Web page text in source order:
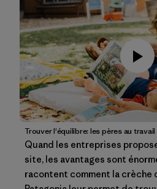
Trouver l'équilibre: les pères au travail
Quand les entreprises
site, les avantages sont
racontent comment la crèche